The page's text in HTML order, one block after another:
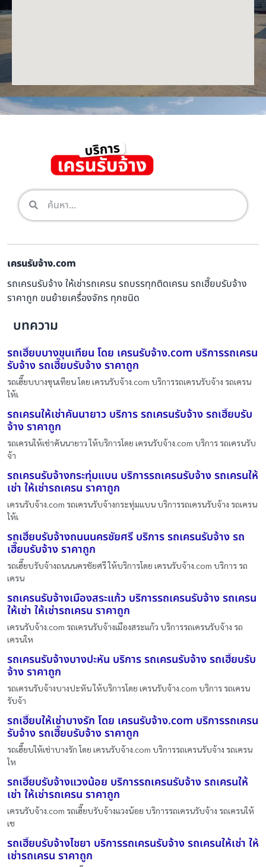
เครนรับจ้าง.com
รถเครนรับจ้าง ให้เช่ารถเครน รถบรรทุกติดเครน รถเฮี๊ยบรับจ้าง
ราคาถูก ขนย้ายเครื่องจักร ทุกชนิด
บทความ
รถเฮี๊ยบบางขุนเทียน โดย เครนรับจ้าง.com บริการรถเครน
รับจ้าง รถเฮี๊ยบรับจ้าง ราคาถูก
รถเฮี๊ยบบางขุนเทียน โดย เครนรับจ้าง.com บริการรถเครนรับจ้าง รถเครน
ให้เ
รถเครนให้เช่าคันนายาว บริการ รถเครนรับจ้าง รถเฮี๊ยบรับ
จ้าง ราคาถูก
รถเครนให้เช่าคันนายาว ให้บริการโดย เครนรับจ้าง.com บริการ รถเครนรับ
จ้า
รถเครนรับจ้างกระทุ่มแบน บริการรถเครนรับจ้าง รถเครนให้
เช่า ให้เช่ารถเครน ราคาถูก
เครนรับจ้าง.com รถเครนรับจ้างกระทุ่มแบน บริการรถเครนรับจ้าง รถเครน
ให้เ
รถเฮี๊ยบรับจ้างถนนนครชัยศรี บริการ รถเครนรับจ้าง รถ
เฮี๊ยบรับจ้าง ราคาถูก
รถเฮี๊ยบรับจ้างถนนนครชัยศรี ให้บริการโดย เครนรับจ้าง.com บริการ รถ
เครน
รถเครนรับจ้างเมืองสระแก้ว บริการรถเครนรับจ้าง รถเครน
ให้เช่า ให้เช่ารถเครน ราคาถูก
เครนรับจ้าง.com รถเครนรับจ้างเมืองสระแก้ว บริการรถเครนรับจ้าง รถ
เครนให
รถเครนรับจ้างบางปะหัน บริการ รถเครนรับจ้าง รถเฮี๊ยบรับ
จ้าง ราคาถูก
รถเครนรับจ้างบางปะหัน ให้บริการโดย เครนรับจ้าง.com บริการ รถเครน
รับจ้า
รถเฮี๊ยบให้เช่าบางรัก โดย เครนรับจ้าง.com บริการรถเครน
รับจ้าง รถเฮี๊ยบรับจ้าง ราคาถูก
รถเฮี๊ยบให้เช่าบางรัก โดย เครนรับจ้าง.com บริการรถเครนรับจ้าง รถเครน
ให
รถเฮี๊ยบรับจ้างแวงน้อย บริการรถเครนรับจ้าง รถเครนให้
เช่า ให้เช่ารถเครน ราคาถูก
เครนรับจ้าง.com รถเฮี๊ยบรับจ้างแวงน้อย บริการรถเครนรับจ้าง รถเครนให้
เช
รถเฮี๊ยบรับจ้างไชยา บริการรถเครนรับจ้าง รถเครนให้เช่า ให้
เช่ารถเครน ราคาถูก